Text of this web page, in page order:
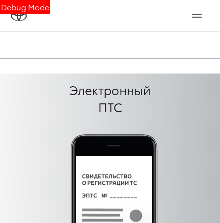
Debug Mode
Электронный
ПТС